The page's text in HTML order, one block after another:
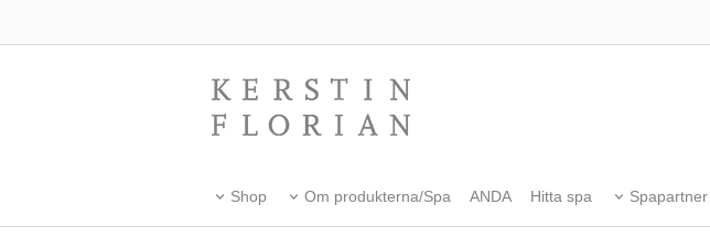
Shop Om produkterna/Spa ANDA Hitta spa Spapartner